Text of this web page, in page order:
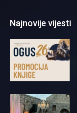
Najnovije vijesti